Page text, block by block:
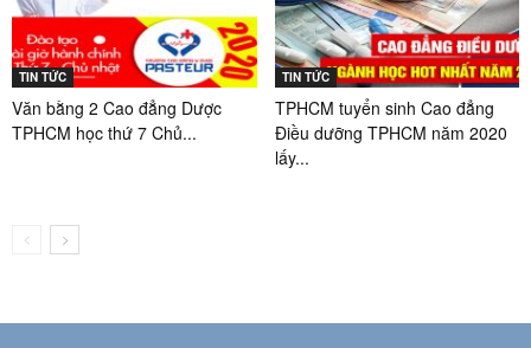
TIN TỨC
Văn bằng 2 Cao đẳng Dược
TPHCM học thứ 7 Chủ...
TIN TỨC
TPHCM tuyển sinh Cao đẳng
Điều dưỡng TPHCM năm 2020
lấy...